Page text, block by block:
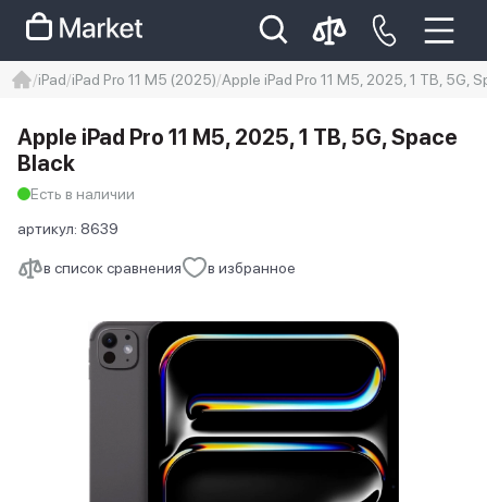
Iphone 14 pro max
айфон 14
iPad iPad Pro 11 M5 (2025) Apple iPad Pro 11 M5, 2025, 1 TB, 5G,
в список сравнения в избранное
Apple iPad Pro 11 M5, 2025, 1 TB, 5G, Space
Black
Есть в наличии
артикул: 8639